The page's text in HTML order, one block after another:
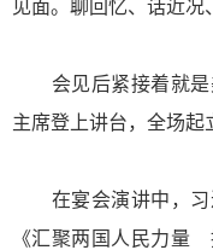
见面。聊回忆、话近况
会见后紧接着就是
主席登上讲台，全场起
在宴会演讲中，习
《汇聚两国人民力量